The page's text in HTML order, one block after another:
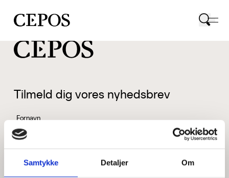
Samtykke Detaljer Om
CEPOS logo
Tilmeld dig vores nyhedsbrev
Fornavn
Efternavn